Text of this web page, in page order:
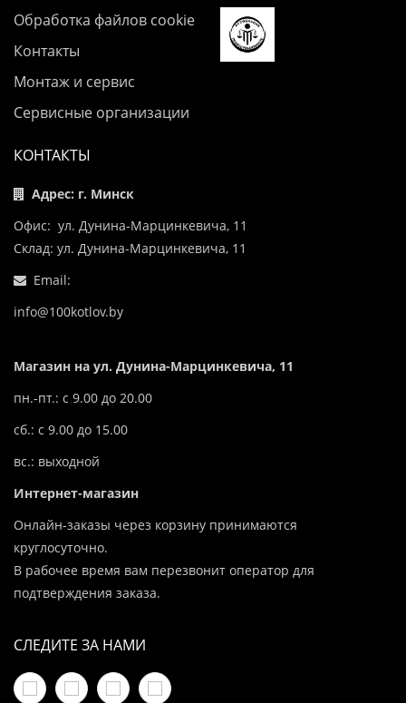
Обработка файлов cookie
Контакты
Монтаж и сервис
Сервисные организации
КОНТАКТЫ
Адрес: г. Минск
Офис: ул. Дунина-Марцинкевича, 11
Склад: ул. Дунина-Марцинкевича, 11
Email:
info@100kotlov.by
Магазин на ул. Дунина-Марцинкевича, 11
пн.-пт.: с 9.00 до 20.00
сб.: с 9.00 до 15.00
вс.: выходной
Интернет-магазин
Онлайн-заказы через корзину принимаются
круглосуточно.
В рабочее время вам перезвонит оператор для
подтверждения заказа.
СЛЕДИТЕ ЗА НАМИ